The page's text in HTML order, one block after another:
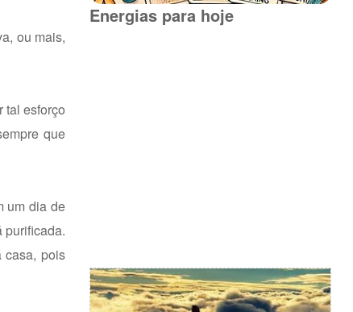
ou mais,
tal esforço
que
um dia de
purificada.
casa, pois
Energias para hoje